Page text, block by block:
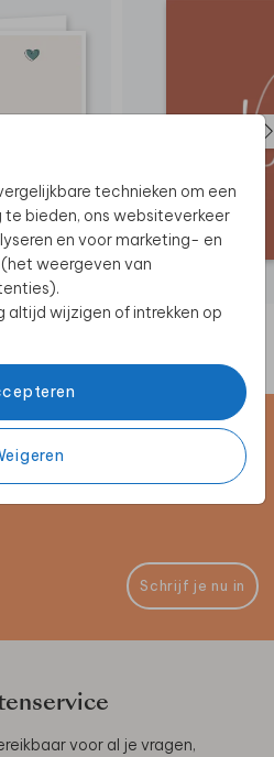
technieken om een
bieden, ons websiteverkeer
en voor marketing- en
weergeven van
altijd wijzigen of intrekken op
nieuwsbrief
producten, (win)acties en
Schrijf je nu in
voor al je vragen,